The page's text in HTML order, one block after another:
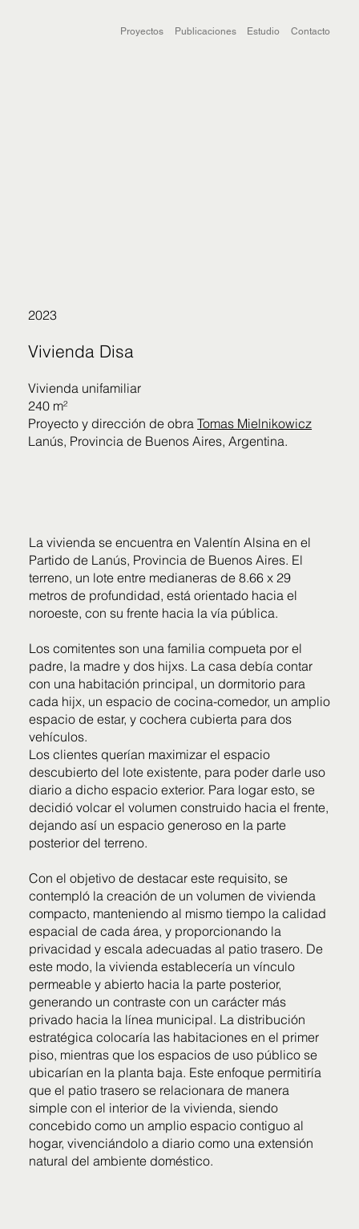
Proyectos Publicaciones Estudio Contacto
Vivienda unifamiliar
240 m²
Proyecto y dirección de obraTomas Mielnikowicz
Lanús, Provincia de Buenos Aires, Argentina.
Vivienda Disa
2023
La vivienda se encuentra en Valentín Alsina en el
Partido de Lanús, Provincia de Buenos Aires. El
terreno, un lote entre medianeras de 8.66 x 29
metros de profundidad, está orientado hacia el
noroeste, con su frente hacia la vía pública.
Los comitentes son una familia compueta por el
padre, la madre y dos hijxs. La casa debía contar
con una habitación principal, un dormitorio para
cada hijx, un espacio de cocina-comedor, un amplio
espacio de estar, y cochera cubierta para dos
vehículos.
Los clientes querían maximizar el espacio
descubierto del lote existente, para poder darle uso
diario a dicho espacio exterior. Para logar esto, se
decidió volcar el volumen construido hacia el frente,
dejando así un espacio generoso en la parte
posterior del terreno.
Con el objetivo de destacar este requisito, se
contempló la creación de un volumen de vivienda
compacto, manteniendo al mismo tiempo la calidad
espacial de cada área, y proporcionando la
privacidad y escala adecuadas al patio trasero. De
este modo, la vivienda establecería un vínculo
permeable y abierto hacia la parte posterior,
generando un contraste con un carácter más
privado hacia la línea municipal. La distribución
estratégica colocaría las habitaciones en el primer
piso, mientras que los espacios de uso público se
ubicarían en la planta baja. Este enfoque permitiría
que el patio trasero se relacionara de manera
simple con el interior de la vivienda, siendo
concebido como un amplio espacio contiguo al
hogar, vivenciándolo a diario como una extensión
natural del ambiente doméstico.